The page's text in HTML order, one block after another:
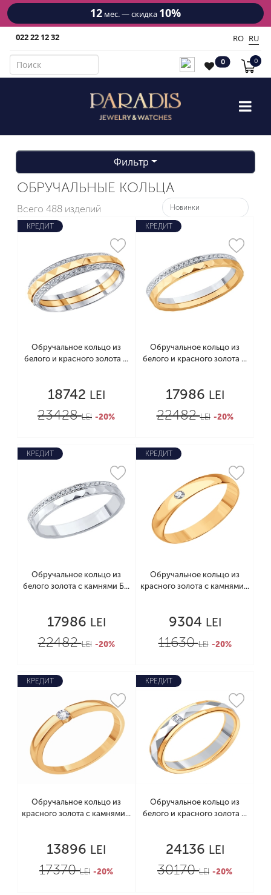
скидка мес.
022 22 12 32 RO RU
0 0
Фильтр
ОБРУЧАЛЬНЫЕ КОЛЬЦА
Всего 488 изделий
КРЕДИТ
Обручальное кольцо из
белого и красного золота ...
18742 LEI
23428LEI -20%
КРЕДИТ
Обручальное кольцо из
белого и красного золота ...
17986 LEI
22482LEI -20%
КРЕДИТ
Обручальное кольцо из
белого золота с камнями Б...
17986 LEI
22482LEI -20%
КРЕДИТ
Обручальное кольцо из
красного золота с камнями...
9304 LEI
11630LEI -20%
КРЕДИТ
Обручальное кольцо из
красного золота с камнями...
13896 LEI
17370LEI -20%
КРЕДИТ
Обручальное кольцо из
белого и красного золота ...
24136 LEI
30170LEI -20%